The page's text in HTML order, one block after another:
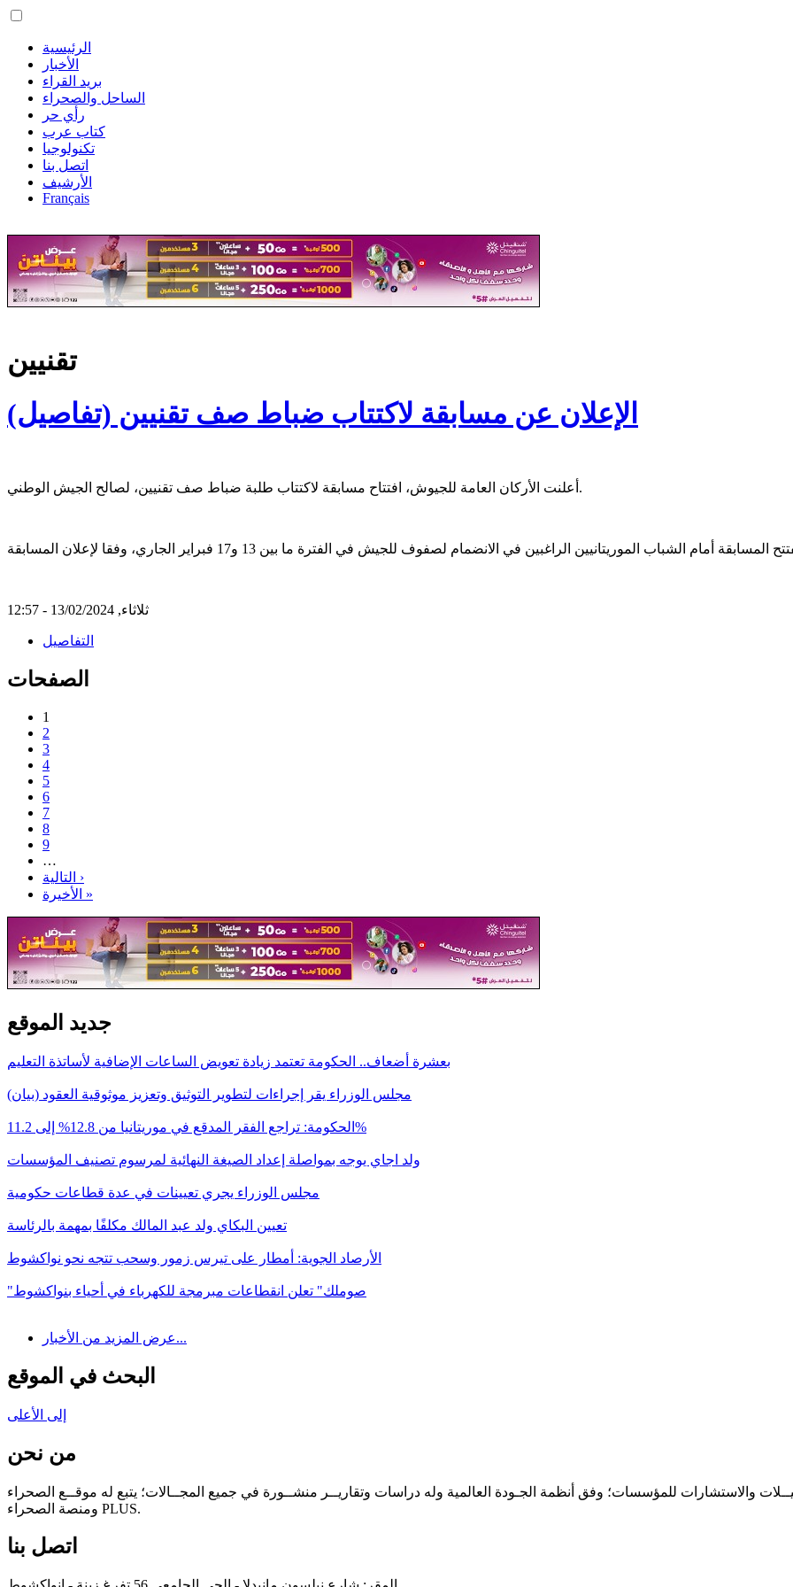
الرئيسية
الأخبار
بريد القراء
الساحل والصحراء
رأي حر
كتاب عرب
تكنولوجيا
اتصل بنا
الأرشيف
Français
تقنيين
الإعلان عن مسابقة لاكتتاب ضباط صف تقنيين (تفاصيل)
أعلنت الأركان العامة للجيوش، افتتاح مسابقة لاكتتاب طلبة ضباط صف تقنيين، لصالح الجيش الوطني.
ثلاثاء, 13/02/2024 - 12:57
التفاصيل
الصفحات
1
2
3
4
5
6
7
8
9
…
التالية ›
الأخيرة »
جديد الموقع
بعشرة أضعاف.. الحكومة تعتمد زيادة تعويض الساعات الإضافية لأساتذة التعليم
مجلس الوزراء يقر إجراءات لتطوير التوثيق وتعزيز موثوقية العقود (بيان)
الحكومة: تراجع الفقر المدقع في موريتانيا من 12.8% إلى 11.2%
ولد اجاي يوجه بمواصلة إعداد الصيغة النهائية لمرسوم تصنيف المؤسسات
مجلس الوزراء يجري تعيينات في عدة قطاعات حكومية
تعيين البكاي ولد عبد المالك مكلفًا بمهمة بالرئاسة
الأرصاد الجوية: أمطار على تيرس زمور وسحب تتجه نحو نواكشوط
"صوملك" تعلن انقطاعات مبرمجة للكهرباء في أحياء بنواكشوط
عرض المزيد من الأخبار...
البحث في الموقع
إلى الأعلى
من نحن
والاستشارات للمؤسسات؛ وفق أنظمة الجـودة العالمية وله دراسات وتقاريــر منشــورة في جميع المجــالات؛ يتبع له موقــع الصحراء
ومنصة الصحراء PLUS.
اتصل بنا